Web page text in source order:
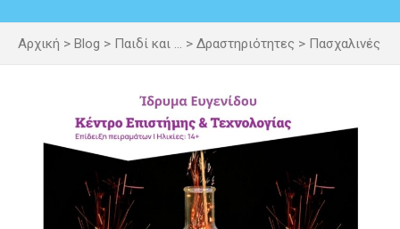
Αρχική > Blog > Παιδί και ... > Δραστηριότητες > Πασχαλινές